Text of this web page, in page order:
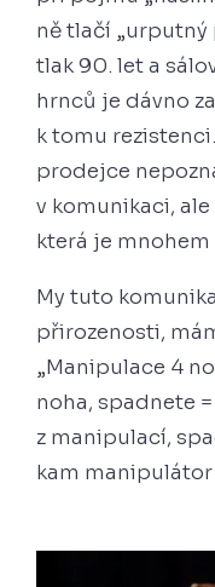
ně tlačí „urputný
tlak 90. let a
hrnců je dávno
k tomu
prodejce
v komunikaci,
která je
My tuto
přirozenosti,
„Manipulace 4
noha, spadnete
z manipulací,
kam